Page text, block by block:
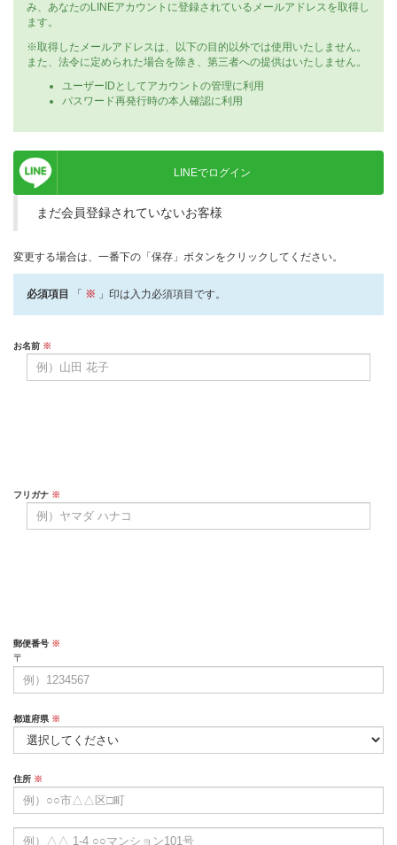
み、あなたのLINEアカウントに登録されているメールアドレスを取得し
ます。
※取得したメールアドレスは、以下の目的以外では使用いたしません。
また、法令に定められた場合を除き、第三者への提供はいたしません。
ユーザーIDとしてアカウントの管理に利用
パスワード再発行時の本人確認に利用
LINEでログイン
まだ会員登録されていないお客様
変更する場合は、一番下の「保存」ボタンをクリックしてください。
必須項目 「 ※ 」印は入力必須項目です。
お名前 ※
フリガナ ※
郵便番号 ※
〒
都道府県 ※
住所 ※